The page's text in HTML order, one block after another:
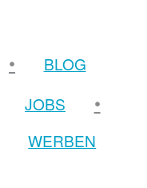
•
BLOG
JOBS •
WERBEN